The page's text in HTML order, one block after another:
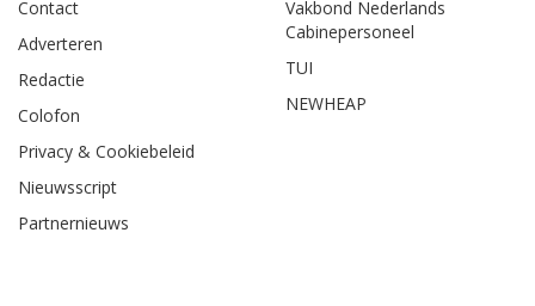
Contact
Adverteren
Redactie
Colofon
Privacy & Cookiebeleid
Nieuwsscript
Partnernieuws
Vakbond Nederlands
Cabinepersoneel
TUI
NEWHEAP